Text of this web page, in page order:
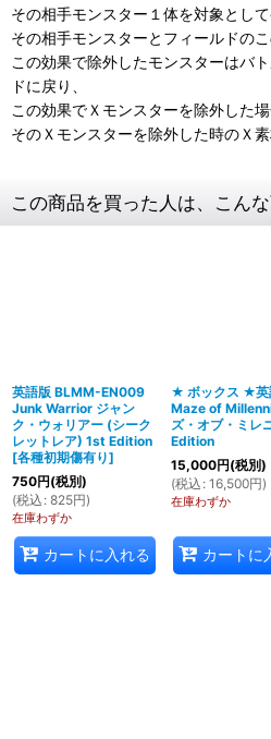
その相手モンスター１体を対象として
その相手モンスターとフィールドのこ
この効果で除外したモンスターはバ
ドに戻り、
この効果でＸモンスターを除外した
そのＸモンスターを除外した時のＸ
この商品を買った人は、こん
英語版 BLMM-EN009
Junk Warrior ジャン
ク・ウォリアー (シーク
レットレア) 1st Edition
[各種初期傷有り]
750円(税別)
(税込 : 825円)
在庫わずか
カートに入れる
★ ボックス ★英
Maze of
ズ・オブ・ミレ
Edition
15,000円(税別)
(税込 : 16,500円)
在庫わずか
カートに